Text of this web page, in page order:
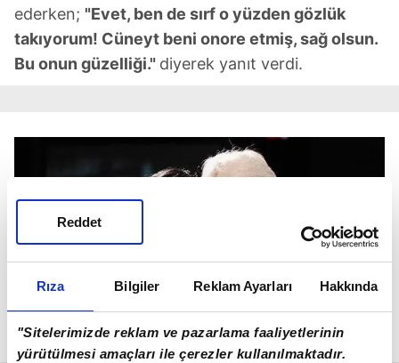
Rıza Bilgiler Reklam Ayarları Hakkında
"Sitelerimizde reklam ve pazarlama faaliyetlerinin
yürütülmesi amaçları ile çerezler kullanılmaktadır.
Reddet
ederken; "Evet, ben de sırf o yüzden gözlük
takıyorum! Cüneyt beni onore etmiş, sağ olsun.
Bu onun güzelliği." diyerek yanıt verdi.